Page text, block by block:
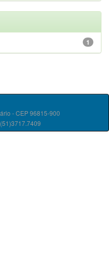
1
- CEP 96815-900